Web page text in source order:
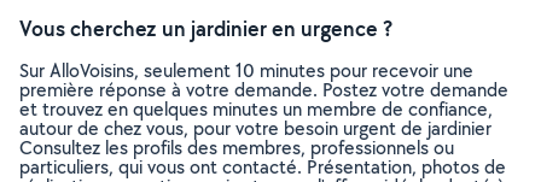
Vous cherchez un jardinier en urgence ?
Sur AlloVoisins, seulement 10 minutes pour recevoir une
première réponse à votre demande. Postez votre demande
et trouvez en quelques minutes un membre de confiance,
autour de chez vous, pour votre besoin urgent de jardinier
Consultez les profils des membres, professionnels ou
particuliers, qui vous ont contacté. Présentation, photos de